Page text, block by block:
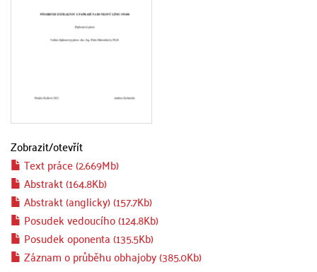
Zobrazit/otevřít
Text práce (2.669Mb)
Abstrakt (164.8Kb)
Abstrakt (anglicky) (157.7Kb)
Posudek vedoucího (124.8Kb)
Posudek oponenta (135.5Kb)
Záznam o průběhu obhajoby (385.0Kb)